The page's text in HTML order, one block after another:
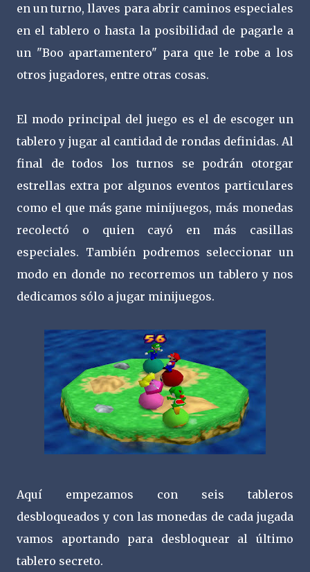
en un turno, llaves para abrir caminos especiales
en el tablero o hasta la posibilidad de pagarle a
un "Boo apartamentero" para que le robe a los
otros jugadores, entre otras cosas.
El modo principal del juego es el de escoger un
tablero y jugar al cantidad de rondas definidas. Al
final de todos los turnos se podrán otorgar
estrellas extra por algunos eventos particulares
como el que más gane minijuegos, más monedas
recolectó o quien cayó en más casillas
especiales. También podremos seleccionar un
modo en donde no recorremos un tablero y nos
dedicamos sólo a jugar minijuegos.
Aquí empezamos con seis tableros
desbloqueados y con las monedas de cada jugada
vamos aportando para desbloquear al último
tablero secreto.